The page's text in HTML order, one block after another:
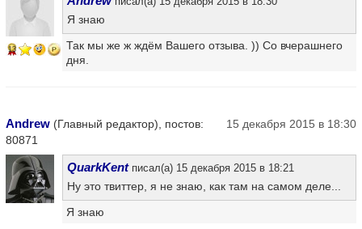
13
Я знаю
Так мы же ж ждём Вашего отзыва. )) Со вчерашнего
дня.
Andrew (Главный редактор), постов:
80871
15 декабря 2015 в 18:30
QuarkKentписал(а) 15 декабря 2015 в 18:21
Ну это твиттер, я не знаю, как там на самом деле...
Я знаю